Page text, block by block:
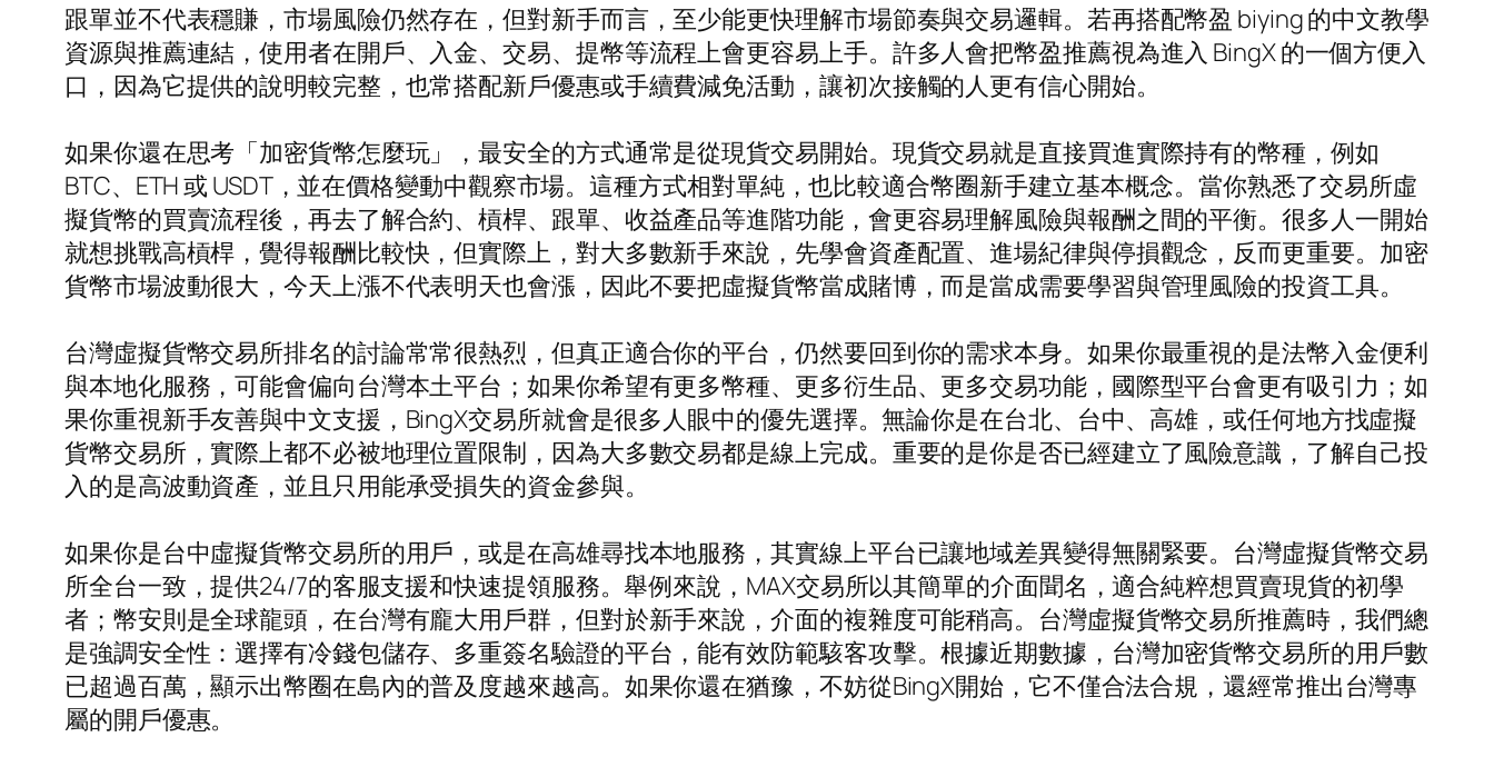
跟單並不代表穩賺，市場風險仍然存在，但對新手而言，至少能更快理解市場節奏與交易邏輯。若再搭配幣盈 biying 的中文教學
資源與推薦連結，使用者在開戶、入金、交易、提幣等流程上會更容易上手。許多人會把幣盈推薦視為進入 BingX 的一個方便入
口，因為它提供的說明較完整，也常搭配新戶優惠或手續費減免活動，讓初次接觸的人更有信心開始。
如果你還在思考「加密貨幣怎麼玩」，最安全的方式通常是從現貨交易開始。現貨交易就是直接買進實際持有的幣種，例如
BTC、ETH 或 USDT，並在價格變動中觀察市場。這種方式相對單純，也比較適合幣圈新手建立基本概念。當你熟悉了交易所虛
擬貨幣的買賣流程後，再去了解合約、槓桿、跟單、收益產品等進階功能，會更容易理解風險與報酬之間的平衡。很多人一開始
就想挑戰高槓桿，覺得報酬比較快，但實際上，對大多數新手來說，先學會資產配置、進場紀律與停損觀念，反而更重要。加密
貨幣市場波動很大，今天上漲不代表明天也會漲，因此不要把虛擬貨幣當成賭博，而是當成需要學習與管理風險的投資工具。
台灣虛擬貨幣交易所排名的討論常常很熱烈，但真正適合你的平台，仍然要回到你的需求本身。如果你最重視的是法幣入金便利
與本地化服務，可能會偏向台灣本土平台；如果你希望有更多幣種、更多衍生品、更多交易功能，國際型平台會更有吸引力；如
果你重視新手友善與中文支援，BingX交易所就會是很多人眼中的優先選擇。無論你是在台北、台中、高雄，或任何地方找虛擬
貨幣交易所，實際上都不必被地理位置限制，因為大多數交易都是線上完成。重要的是你是否已經建立了風險意識，了解自己投
入的是高波動資產，並且只用能承受損失的資金參與。
如果你是台中虛擬貨幣交易所的用戶，或是在高雄尋找本地服務，其實線上平台已讓地域差異變得無關緊要。台灣虛擬貨幣交易
所全台一致，提供24/7的客服支援和快速提領服務。舉例來說，MAX交易所以其簡單的介面聞名，適合純粹想買賣現貨的初學
者；幣安則是全球龍頭，在台灣有龐大用戶群，但對於新手來說，介面的複雜度可能稍高。台灣虛擬貨幣交易所推薦時，我們總
是強調安全性：選擇有冷錢包儲存、多重簽名驗證的平台，能有效防範駭客攻擊。根據近期數據，台灣加密貨幣交易所的用戶數
已超過百萬，顯示出幣圈在島內的普及度越來越高。如果你還在猶豫，不妨從BingX開始，它不僅合法合規，還經常推出台灣專
屬的開戶優惠。